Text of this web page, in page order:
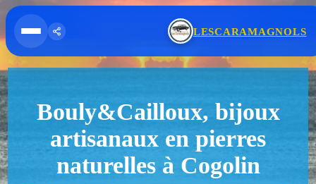
Cookies management panel
Ouvrir le menu
Partager LESCARAMAGNOLS
Bouly&Cailloux, bijoux
artisanaux en pierres
naturelles à Cogolin